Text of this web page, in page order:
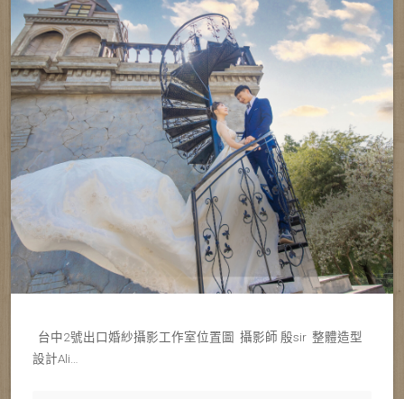
台中2號出口婚紗攝影工作室位置圖 攝影師 殷sir 整體造型
設計Ali…